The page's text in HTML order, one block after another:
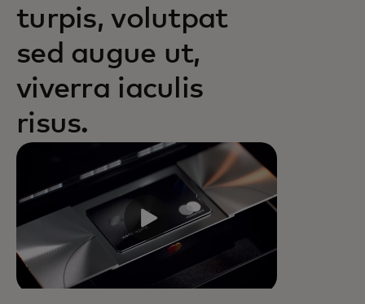
turpis, volutpat
sed augue ut,
viverra iaculis
risus.